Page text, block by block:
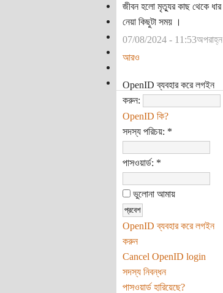
জীবন হলো মৃত্যুর কাছ থেকে ধার
নেয়া কিছুটা সময় ।
07/08/2024 - 11:53অপরাহ্ন
আরও
OpenID ব্যবহার করে লগইন
করুন:
OpenID কি?
সদস্য পরিচয়: *
পাসওয়ার্ড: *
ভুলোনা আমায়
OpenID ব্যবহার করে লগইন
করুন
Cancel OpenID login
সদস্য নিবন্ধন
পাসওয়ার্ড হারিয়েছে?